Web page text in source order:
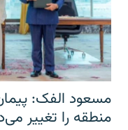
مسعود الفک:
منطقه را تغییر